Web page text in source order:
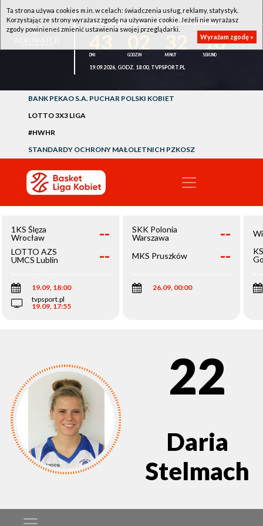
1KS ŚLĘZA WROCŁAW - LOTTO AZS UMCS LUBLIN
10
19.09.2026, GODZ. 18:00, TVPSPORT.PL
BANK PEKAO S.A. PUCHAR POLSKI KOBIET
LOTTO 3X3 LIGA
#HWHR
STANDARDY OCHRONY MAŁOLETNICH PZKOSZ
1KS Ślęza
Wrocław
--
LOTTO AZS
UMCS Lublin
--
19.09, 18:00
tvpsport.pl
19.09, 17:55
SKK Polonia
Warszawa
--
MKS Pruszków --
26.09, 00:00
22
Daria
Stelmach
Ta strona używa cookies m.in. w celach: świadczenia usług, reklamy, statystyk.
Korzystając ze strony wyrażasz zgodę na używanie cookie. Jeżeli nie wyrażasz
zgody powinieneś zmienić ustawienia swojej przeglądarki.
Wyrażam zgodę »